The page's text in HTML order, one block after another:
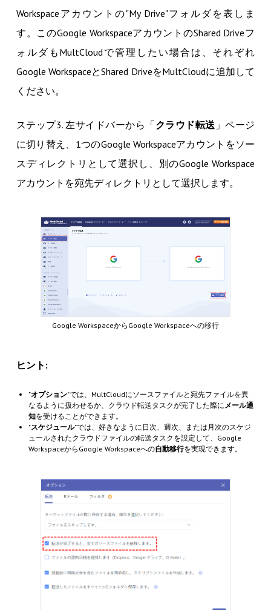
Workspaceアカウントの"My Drive"フォルダを表しま
す。このGoogle WorkspaceアカウントのShared Driveフ
ォルダもMultCloudで管理したい場合は、それぞれ
Google WorkspaceとShared DriveをMultCloudに追加して
ください。
ステップ3. 左サイドバーから「クラウド転送 」ページ
に切り替え、1つのGoogle Workspaceアカウントをソー
スディレクトリとして選択し、別のGoogle Workspace
アカウントを宛先ディレクトリとして選択します。
Google WorkspaceからGoogle Workspaceへの移行
ヒント:
"オプション"では、MultCloudにソースファイルと宛先ファイルを異
なるように扱わせるか、クラウド転送タスクが完了した際にメール通
知を受けることができます。
"スケジュール"では、好きなように日次、週次、または月次のスケジ
ュールされたクラウドファイルの転送タスクを設定して、Google
WorkspaceからGoogle Workspaceへの自動移行を実現できます。